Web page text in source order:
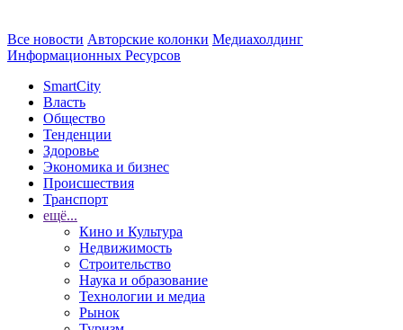
Все новости Авторские колонки Медиахолдинг
Информационных Ресурсов
SmartCity
Власть
Общество
Тенденции
Здоровье
Экономика и бизнес
Происшествия
Транспорт
ещё...
Кино и Культура
Недвижимость
Строительство
Наука и образование
Технологии и медиа
Рынок